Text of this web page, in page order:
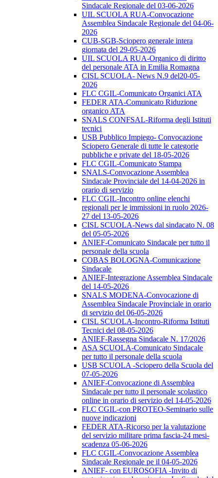
Sindacale Regionale del 03-06-2026
UIL SCUOLA RUA-Convocazione
Assemblea Sindacale Regionale del 04-06-
2026
CUB-SGB-Sciopero generale intera
giornata del 29-05-2026
UIL SCUOLA RUA-Organico di diritto
del personale ATA in Emilia Romagna
CISL SCUOLA- News N.9 del20-05-
2026
FLC CGIL-Comunicato Organici ATA
FEDER ATA-Comunicato Riduzione
organico ATA
SNALS CONFSAL-Riforma degli Istituti
tecnici
USB Pubblico Impiego- Convocazione
Sciopero Generale di tutte le categorie
pubbliche e private del 18-05-2026
FLC CGIL-Comunicato Stampa
SNALS-Convocazione Assemblea
Sindacale Provinciale del 14-04-2026 in
orario di servizio
FLC CGIL-Incontro online elenchi
regionali per le immissioni in ruolo 2026-
27 del 13-05-2026
CISL SCUOLA-News dal sindacato N. 08
del 05-05-2026
ANIEF-Comunicato Sindacale per tutto il
personale della scuola
COBAS BOLOGNA-Comunicazione
Sindacale
ANIEF-Integrazione Assemblea Sindacale
del 14-05-2026
SNALS MODENA-Convocazione di
Assemblea Sindacale Provinciale in orario
di servizio del 06-05-2026
CISL SCUOLA-Incontro-Riforma Istituti
Tecnici del 08-05-2026
ANIEF-Rassegna Sindacale N. 17/2026
ASA SCUOLA-Comunicato Sindacale
per tutto il personale della scuola
USB SCUOLA -Sciopero della Scuola del
07-05-2026
ANIEF-Convocazione di Assemblea
Sindacale per tutto il personale scolastico
online in orario di servizio del 14-05-2026
FLC CGIL-con PROTEO-Seminario sulle
nuove indicazioni
FEDER ATA-Ricorso per la valutazione
del servizio militare prima fascia-24 mesi-
scadenza 05-06-2026
FLC CGIL-Convocazione Assemblea
Sindacale Regionale pe il 04-05-2026
ANIEF- con EUROSOFIA -Invito di